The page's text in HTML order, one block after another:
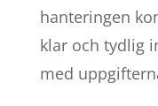
hanteringen
klar och tydlig
med